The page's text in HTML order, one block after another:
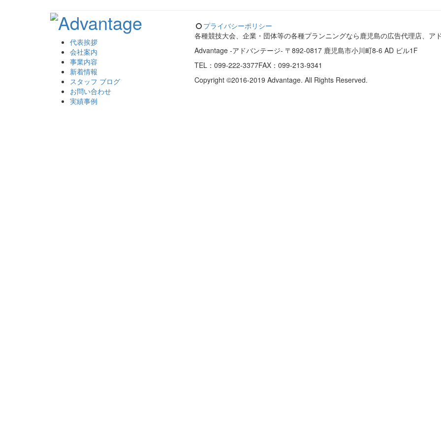
代表挨拶
会社案内
事業内容
新着情報
スタッフ ブログ
お問い合わせ
実績事例
プライバシーポリシー
各種競技大会、企業・団体等の各種プランニングなら鹿児島の広告代理店、ア
Advantage -アドバンテージ- 〒892-0817 鹿児島市小川町8-6 AD ビル1F
TEL：099-222-3377FAX：099-213-9341
Copyright ©2016-2019 Advantage. All Rights Reserved.